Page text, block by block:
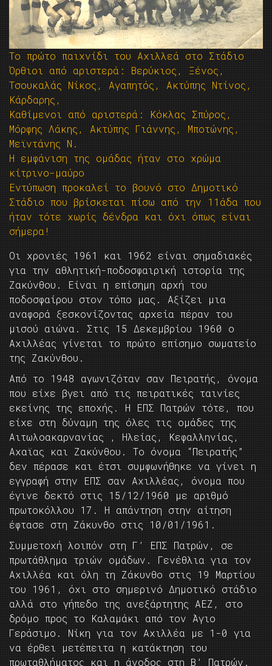
Το πρώτο παιχνίδι του Αχιλλεά στο Στάδιο
Όρθιοι από αριστερά: Βερύκιος, Ξένος,
Τσουκαλάς Νίκος, Αγαπητός, Ακτύπης Ντίνος,
Κάρδαρης,
Καθίμενοι από αριστερά: Κόκλας Σπύρος,
Μόρφης Λάκης, Ακτύπης Γιάννης, Μποτώνης,
Μεϊντάνης Ν.
Η εμφάνιση της ομάδας ήταν στο χρώμα
κίτρινο-μαύρο
Εντύπωση προκαλεί το βουνό στο Δημοτικό
Στάδιο που βρίσκεται πίσω από την 11άδα που
ήταν τότε χωρίς δένδρα και όχι όπως είναι
σήμερα!
Οι χρονιές 1961 και 1962 είναι σημαδιακές
για την αθλητική-ποδοσφαιρική ιστορία της
Ζακύνθου. Είναι η επίσημη αρχή του
ποδοσφαίρου στον τόπο μας. Αξίζει μια
αναφορά ξεσκονίζοντας αρχεία πέραν του
μισού αιώνα. Στις 15 Δεκεμβρίου 1960 ο
Αχιλλέας γίνεται το πρώτο επίσημο σωματείο
της Ζακύνθου.
Από το 1948 αγωνιζόταν σαν Πειρατής, όνομα
που είχε βγει από τις πειρατικές ταινίες
εκείνης της εποχής. Η ΕΠΣ Πατρών τότε, που
είχε στη δύναμη της όλες τις ομάδες της
Αιτωλοακαρνανίας , Ηλείας, Κεφαλληνίας,
Αχαϊας και Ζακύνθου. Το όνομα “Πειρατής”
δεν πέρασε και έτσι συμφωνήθηκε να γίνει η
εγγραφή στην ΕΠΣ σαν Αχιλλέας, όνομα που
έγινε δεκτό στις 15/12/1960 με αριθμό
πρωτοκόλλου 17. Η απάντηση στην αίτηση
έφτασε στη Ζάκυνθο στις 10/01/1961.
Συμμετοχή λοιπόν στη Γ’ ΕΠΣ Πατρών, σε
πρωτάθλημα τριών ομάδων. Γενέθλια για τον
Αχιλλέα και όλη τη Ζάκυνθο στις 19 Μαρτίου
του 1961, όχι στο σημερινό Δημοτικό στάδιο
αλλά στο γήπεδο της ανεξάρτητης ΑΕΖ, στο
δρόμο προς το Καλαμάκι από τον Άγιο
Γεράσιμο. Νίκη για τον Αχιλλέα με 1-0 για
να έρθει μετέπειτα η κατάκτηση του
πρωταθλήματος και η άνοδος στη Β’ Πατρών.